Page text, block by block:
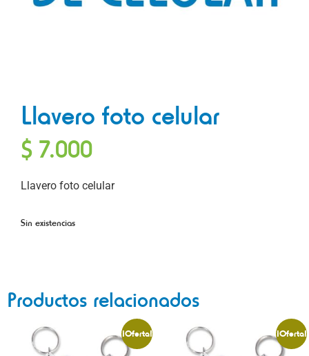
Llavero foto celular
$ 7.000
Llavero foto celular
Sin existencias
Productos relacionados
¡Oferta! ¡Oferta!